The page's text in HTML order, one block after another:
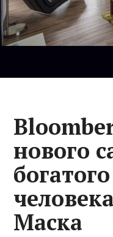
нового
Маска